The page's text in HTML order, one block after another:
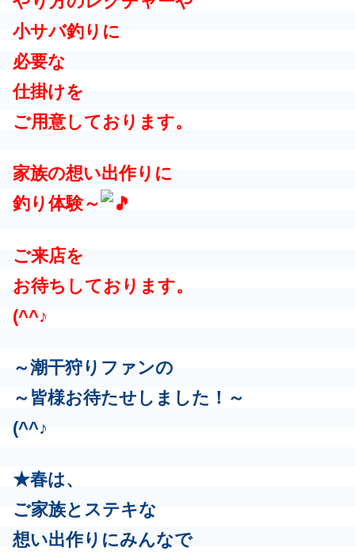
小サバ釣りに
必要な
仕掛けを
ご用意しております。
家族の想い出作りに
釣り体験～
ご来店を
お待ちしております。
(^^♪
～潮干狩りファンの
～皆様お待たせしました！～
(^^♪
★春は、
ご家族とステキな
想い出作りにみんなで